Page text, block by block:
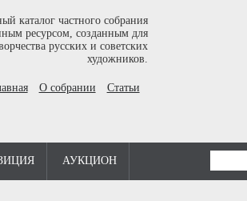
каталог частного собрания
ресурсом, созданным для
русских и советских
художников.
О собрании Статьи
АУКЦИОН